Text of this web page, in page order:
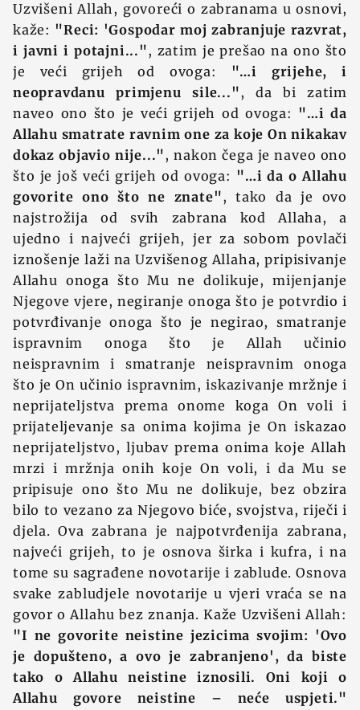
Uzvišeni Allah, govoreći o zabranama u osnovi,
kaže: "Reci: 'Gospodar moj zabranjuje razvrat,
i javni i potajni...", zatim je prešao na ono što
je veći grijeh od ovoga: "…i grijehe, i
neopravdanu primjenu sile...", da bi zatim
naveo ono što je veći grijeh od ovoga: "…i da
Allahu smatrate ravnim one za koje On nikakav
dokaz objavio nije...", nakon čega je naveo ono
što je još veći grijeh od ovoga: "…i da o Allahu
govorite ono što ne znate", tako da je ovo
najstrožija od svih zabrana kod Allaha, a
ujedno i najveći grijeh, jer za sobom povlači
iznošenje laži na Uzvišenog Allaha, pripisivanje
Allahu onoga što Mu ne dolikuje, mijenjanje
Njegove vjere, negiranje onoga što je potvrdio i
potvrđivanje onoga što je negirao, smatranje
ispravnim onoga što je Allah učinio
neispravnim i smatranje neispravnim onoga
što je On učinio ispravnim, iskazivanje mržnje i
neprijateljstva prema onome koga On voli i
prijateljevanje sa onima kojima je On iskazao
neprijateljstvo, ljubav prema onima koje Allah
mrzi i mržnja onih koje On voli, i da Mu se
pripisuje ono što Mu ne dolikuje, bez obzira
bilo to vezano za Njegovo biće, svojstva, riječi i
djela. Ova zabrana je najpotvrđenija zabrana,
najveći grijeh, to je osnova širka i kufra, i na
tome su sagrađene novotarije i zablude. Osnova
svake zabludjele novotarije u vjeri vraća se na
govor o Allahu bez znanja. Kaže Uzvišeni Allah:
"I ne govorite neistine jezicima svojim: 'Ovo
je dopušteno, a ovo je zabranjeno', da biste
tako o Allahu neistine iznosili. Oni koji o
Allahu govore neistine – neće uspjeti."